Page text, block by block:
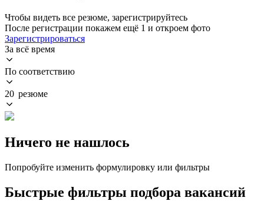
Чтобы видеть все резюме, зарегистрируйтесь
После регистрации покажем ещё 1 и откроем фото
Зарегистрироваться
За всё время
По соответствию
20 резюме
Ничего не нашлось
Попробуйте изменить формулировку или фильтры
Быстрые фильтры подбора вакансий